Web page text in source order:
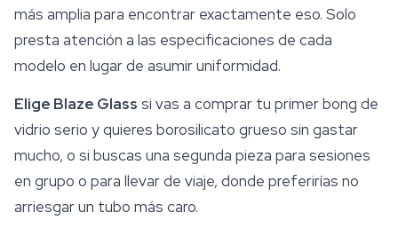
más amplia para encontrar exactamente eso. Solo
presta atención a las especificaciones de cada
modelo en lugar de asumir uniformidad.
Elige Blaze Glass si vas a comprar tu primer bong de
vidrio serio y quieres borosilicato grueso sin gastar
mucho, o si buscas una segunda pieza para sesiones
en grupo o para llevar de viaje, donde preferirías no
arriesgar un tubo más caro.